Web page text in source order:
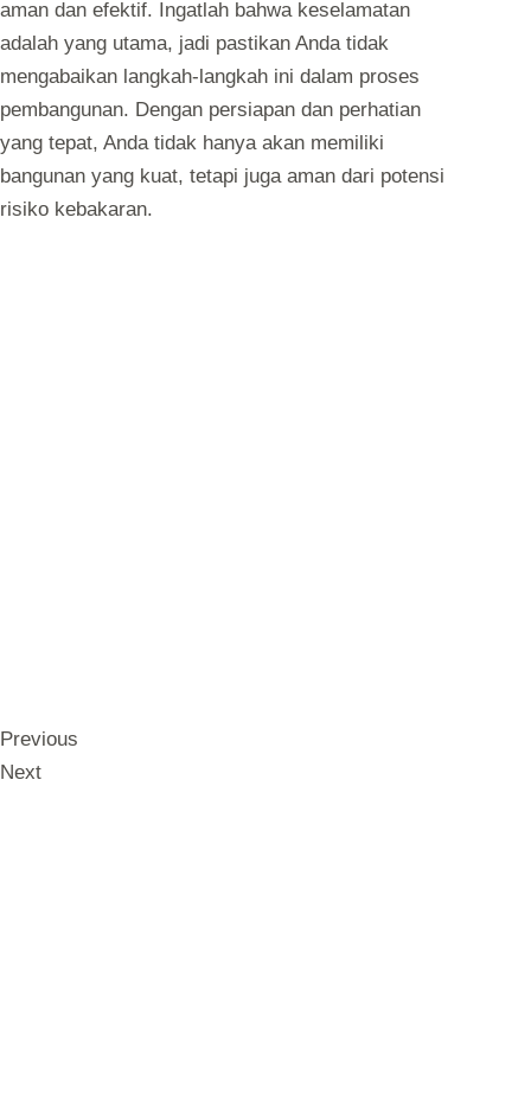
aman dan efektif. Ingatlah bahwa keselamatan
adalah yang utama, jadi pastikan Anda tidak
mengabaikan langkah-langkah ini dalam proses
pembangunan. Dengan persiapan dan perhatian
yang tepat, Anda tidak hanya akan memiliki
bangunan yang kuat, tetapi juga aman dari potensi
risiko kebakaran.
Previous
Next